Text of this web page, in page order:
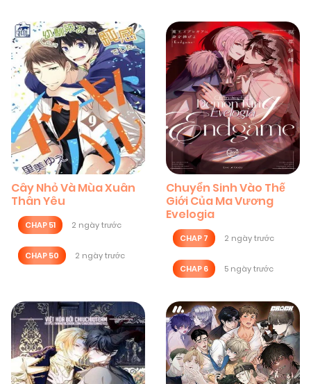
Cây Nhỏ Và Mùa Xuân
Thân Yêu
CHAP 51 2 ngày trước
CHAP 50 2 ngày trước
Chuyển Sinh Vào Thế
Giới Của Ma Vương
Evelogia
CHAP 7 2 ngày trước
CHAP 6 5 ngày trước